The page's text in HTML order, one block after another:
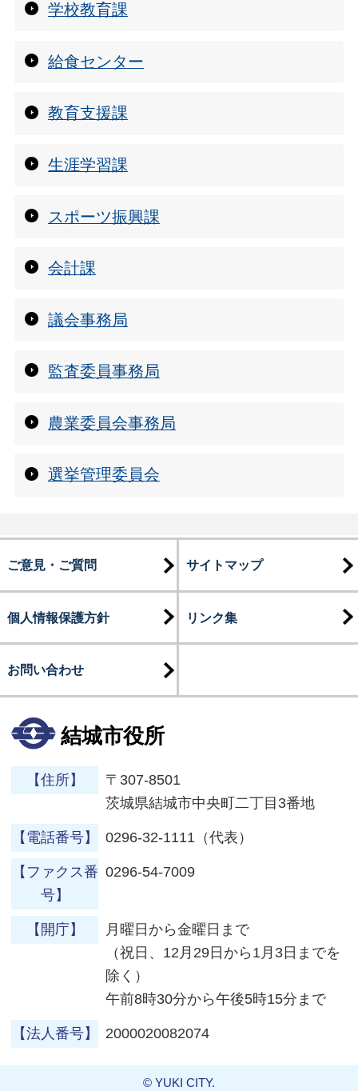
学校教育課
給食センター
教育支援課
生涯学習課
スポーツ振興課
会計課
議会事務局
監査委員事務局
農業委員会事務局
選挙管理委員会
ご意見・ご質問 サイトマップ
個人情報保護方針 リンク集
お問い合わせ
結城市役所
【住所】
〒307-8501
茨城県結城市中央町二丁目3番地
【電話番号】 0296-32-1111（代表）
【ファクス番
号】
0296-54-7009
【開庁】
月曜日から金曜日まで
（祝日、12月29日から1月3日までを
除く）
午前8時30分から午後5時15分まで
【法人番号】 2000020082074
© YUKI CITY.